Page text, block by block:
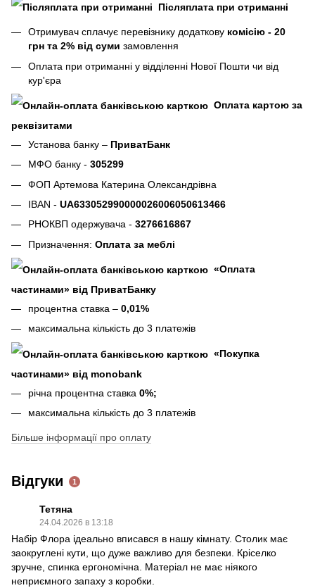
Післяплата при отриманні
Отримувач сплачує перевізнику додаткову комісію - 20
грн та 2% від суми замовлення
Оплата при отриманні у відділенні Нової Пошти чи від
кур'єра
Оплата картою за
реквізитами
Установа банку – ПриватБанк
МФО банку - 305299
ФОП Артемова Катерина Олександрівна
IBAN - UA633052990000026006050613466
РНОКВП одержувача - 3276616867
Призначення: Оплата за меблі
«Оплата
частинами» від ПриватБанку
процентна ставка – 0,01%
максимальна кількість до 3 платежів
«Покупка
частинами» від monobank
річна процентна ставка 0%;
максимальна кількість до 3 платежів
Більше інформації про оплату
Відгуки 1
Тетяна
24.04.2026 в 13:18
Набір Флора ідеально вписався в нашу кімнату. Столик має
заокруглені кути, що дуже важливо для безпеки. Кріселко
зручне, спинка ергономічна. Матеріал не має ніякого
неприємного запаху з коробки.